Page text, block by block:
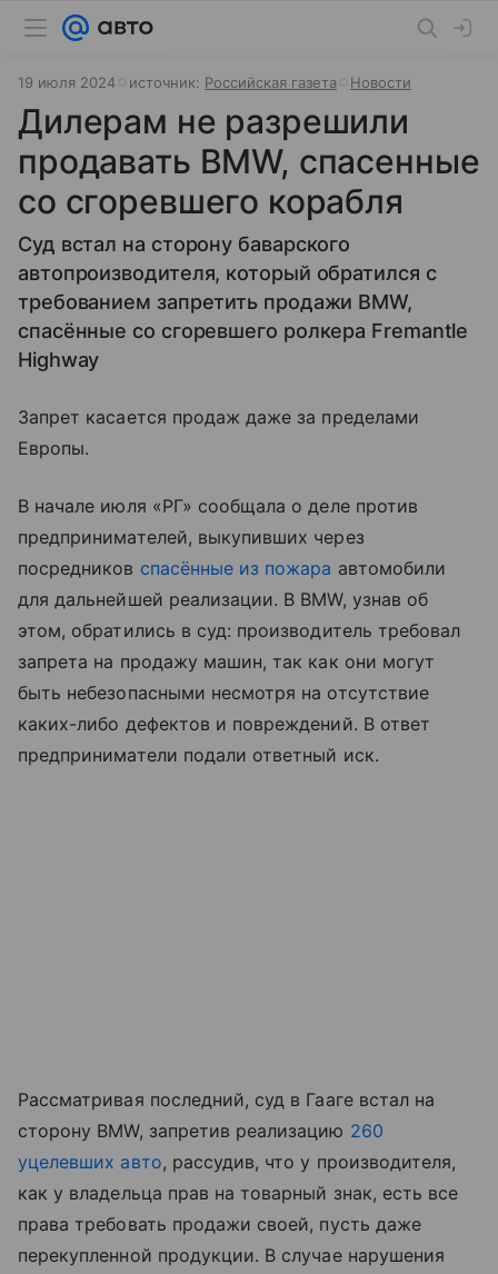
19 июля 2024 источник: Российская газета Новости
Дилерам не разрешили
продавать BMW, спасенные
со сгоревшего корабля
Суд встал на сторону баварского
автопроизводителя, который обратился с
требованием запретить продажи BMW,
спасённые со сгоревшего ролкера Fremantle
Highway
Запрет касается продаж даже за пределами
Европы.
В начале июля «РГ» сообщала о деле против
предпринимателей, выкупивших через
посредников спасённые из пожара автомобили
для дальнейшей реализации. В BMW, узнав об
этом, обратились в суд: производитель требовал
запрета на продажу машин, так как они могут
быть небезопасными несмотря на отсутствие
каких-либо дефектов и повреждений. В ответ
предприниматели подали ответный иск.
Рассматривая последний, суд в Гааге встал на
сторону BMW, запретив реализацию 260
уцелевших авто, рассудив, что у производителя,
как у владельца прав на товарный знак, есть все
права требовать продажи своей, пусть даже
перекупленной продукции. В случае нарушения